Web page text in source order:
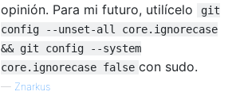
opinión. Para mi futuro, utilícelo
git
config --unset-all core.ignorecase
&& git config --system
core.ignorecase false con sudo.
— Znarkus